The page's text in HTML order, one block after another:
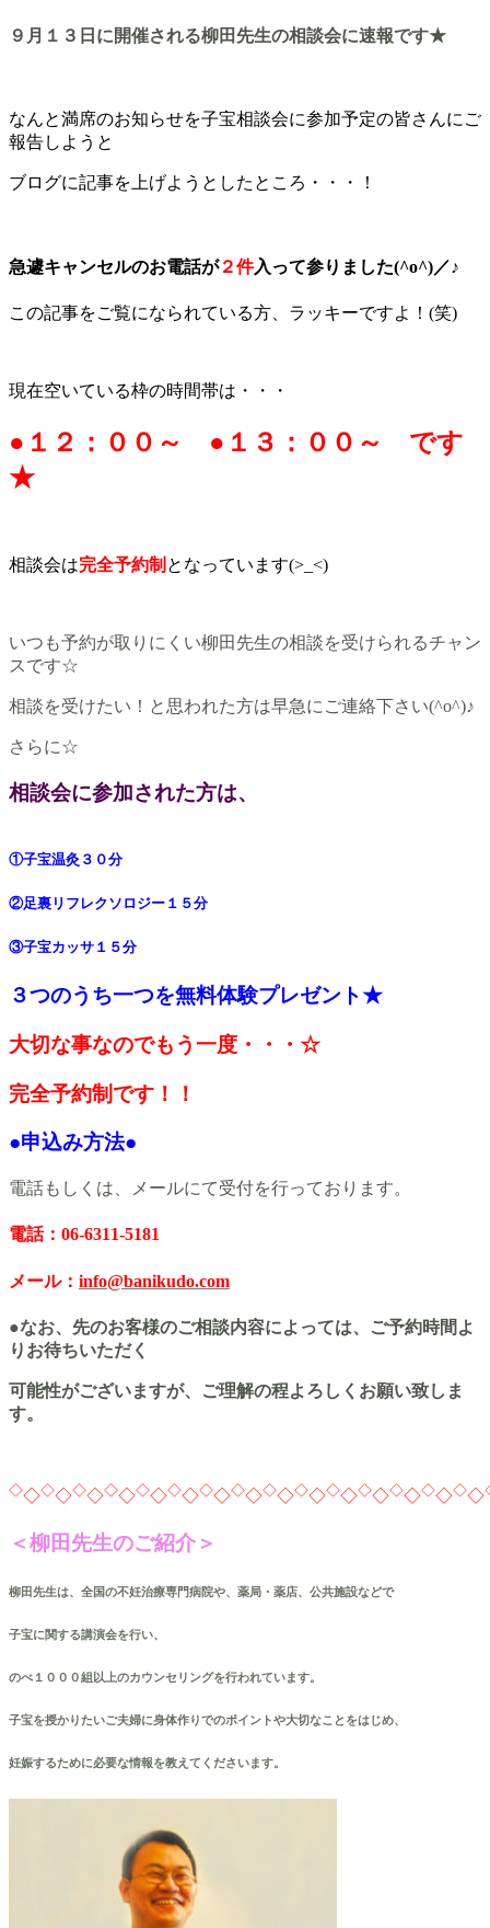
９月１３日に開催される柳田先生の相談会に速報です★
なんと満席のお知らせを子宝相談会に参加予定の皆さんにご
報告しようと
ブログに記事を上げようとしたところ・・・！
急遽キャンセルのお電話が２件入って参りました(^o^)／♪
この記事をご覧になられている方、ラッキーですよ！(笑)
現在空いている枠の時間帯は・・・
● １２：００～ ●１３：００～ です
★
相談会は完全予約制 となっています(>_<)
いつも予約が取りにくい柳田先生の相談を受けられるチャン
スです☆
相談を受けたい！と思われた方は早急にご連絡下さい(^o^)♪
さらに☆
相談会に参加された方は、
①子宝温灸３０分
②足裏 リフレクソロジー１５分
③子宝カッサ１５分
３つのうち一つを無料体験プレゼント★
大切な事なのでもう一度・・・☆
完全予約制です！！
●申込み方法●
電話もしくは、メールにて受付を行っております。
電話：06-6311-5181
メール： info@banikudo.com
●なお、先のお客様のご相談内容によっては、ご予約時間よ
りお待ちいただく
可能性がございますが、ご理解の程よろしくお願い致しま
す。
◇◇◇◇◇◇◇◇◇◇◇◇◇◇◇◇◇◇◇◇◇◇◇◇◇◇◇◇◇◇
＜柳田先生のご紹介＞
柳田先生は、全国の不妊治療専門病院や、薬局・薬店、公共施設などで
子宝に関する講演会を行い、
のべ１０００組以上のカウンセリングを行われています。
子宝を授かりたいご夫婦に身体作りでのポイントや大切なことをはじめ、
妊娠するために必要な情報を教えてくださいます。